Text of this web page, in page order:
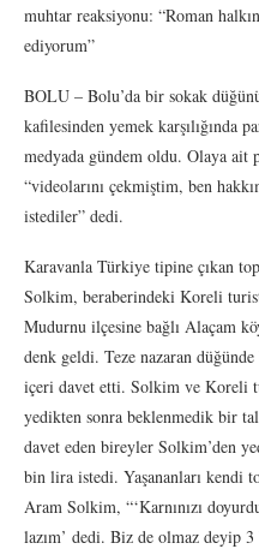
muhtar reaksiyonu: “Roman
ediyorum”
BOLU – Bolu’da bir sokak
kafilesinden yemek karşılığında
medyada gündem oldu. Olaya ait
“videolarını çekmiştim, ben
istediler” dedi.
Karavanla Türkiye tipine çıkan
Solkim, beraberindeki Koreli
Mudurnu ilçesine bağlı Alaçam
denk geldi. Teze nazaran
içeri davet etti. Solkim ve Koreli
yedikten sonra beklenmedik bir
davet eden bireyler Solkim’den
bin lira istedi. Yaşananları kendi
Aram Solkim, “‘Karnınızı
lazım’ dedi. Biz de olmaz deyip